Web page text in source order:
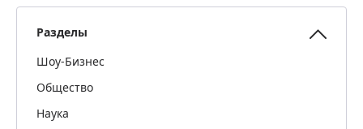
Разделы
Шоу-Бизнес
Общество
Наука